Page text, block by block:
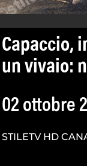
Capaccio,
un vivaio:
02 ottobre
STILETV HD